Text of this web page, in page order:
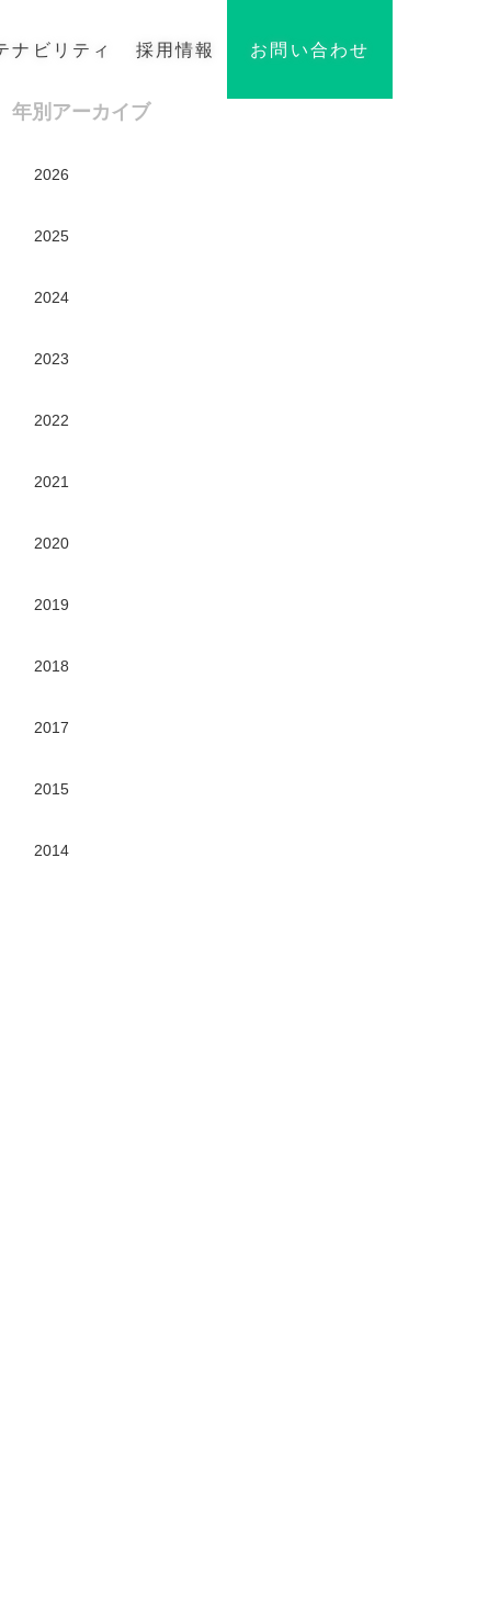
ナビリティ 採用情報 お問い合わせ
年別アーカイブ
2026
2025
2024
2023
2022
2021
2020
2019
2018
2017
2015
2014